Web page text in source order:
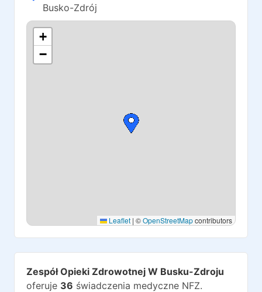
Busko-Zdrój
+
−
Leaflet | ©OpenStreetMapcontributors
Zespół Opieki Zdrowotnej W Busku-Zdroju
oferuje 36 świadczenia medyczne NFZ.